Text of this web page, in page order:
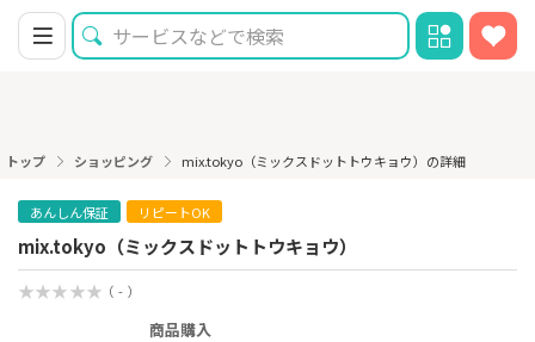
トップ ショッピング mix.tokyo（ミックスドットトウキョウ）の詳細
あんしん保証 リピートOK
mix.tokyo（ミックスドットトウキョウ）
（ - ）
商品購入